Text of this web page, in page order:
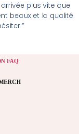
plus vite que
beaux et la qualité
FAQ